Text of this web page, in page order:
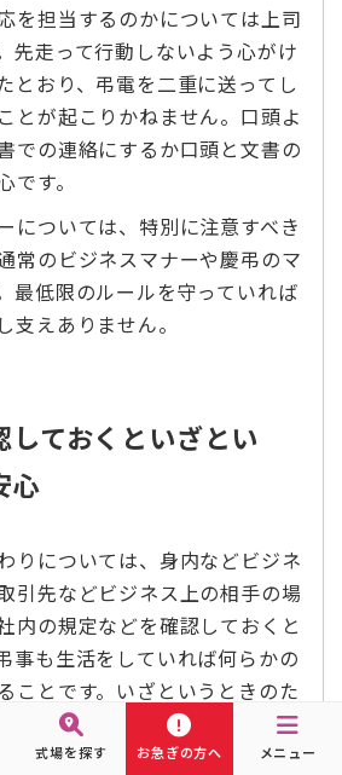
式場を探す お急ぎの方へ メニュー
を担当するのかについては上司
先走って行動しないよう心がけ
とおり、弔電を二重に送ってし
とが起こりかねません。口頭よ
での連絡にするか口頭と文書の
です。
については、特別に注意すべき
常のビジネスマナーや慶弔のマ
最低限のルールを守っていれば
支えありません。
しておくといざとい
心
りについては、身内などビジネ
引先などビジネス上の相手の場
内の規定などを確認しておくと
事も生活をしていれば何らかの
ことです。いざというときのた
知っておくようにしましょう。
・東御市・軽井沢・長野市・須